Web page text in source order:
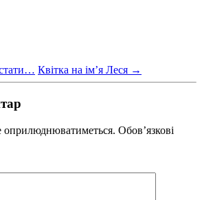
Квітка на ім’я Леся →
оприлюднюватиметься. Обов’язкові